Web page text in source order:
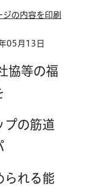
ジの内容を印刷
05月13日
協等の福
プの筋道
られる能